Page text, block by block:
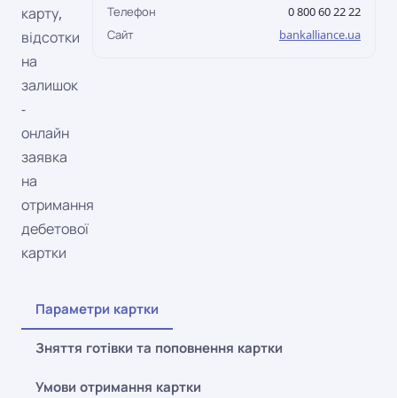
карту,
відсотки
на
залишок
-
онлайн
заявка
на
отримання
дебетової
картки
Параметри картки
Зняття готівки та поповнення картки
Умови отримання картки
Телефон
0 800 60 22 22
Сайт
bankalliance.ua